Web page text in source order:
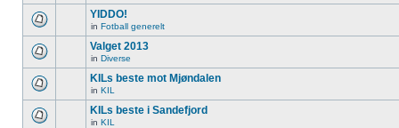
YIDDO!
in Fotball generelt
Valget 2013
in Diverse
KILs beste mot Mjøndalen
in KIL
KILs beste i Sandefjord
in KIL